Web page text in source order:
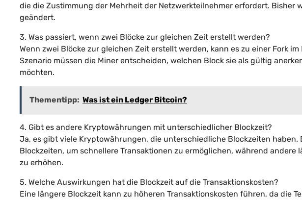
die die Zustimmung der Mehrheit der Netzwerkteilnehmer erfordert. Bisher
geändert.
3. Was passiert, wenn zwei Blöcke zur gleichen Zeit erstellt werden?
Wenn zwei Blöcke zur gleichen Zeit erstellt werden, kann es zu einer Fork
Szenario müssen die Miner entscheiden, welchen Block sie als gültig
möchten.
Thementipp: Was ist ein Ledger Bitcoin?
4. Gibt es andere Kryptowährungen mit unterschiedlicher Blockzeit?
Ja, es gibt viele Kryptowährungen, die unterschiedliche Blockzeiten
Blockzeiten, um schnellere Transaktionen zu ermöglichen, während
zu erhöhen.
5. Welche Auswirkungen hat die Blockzeit auf die Transaktionskosten?
Eine längere Blockzeit kann zu höheren Transaktionskosten führen, da die